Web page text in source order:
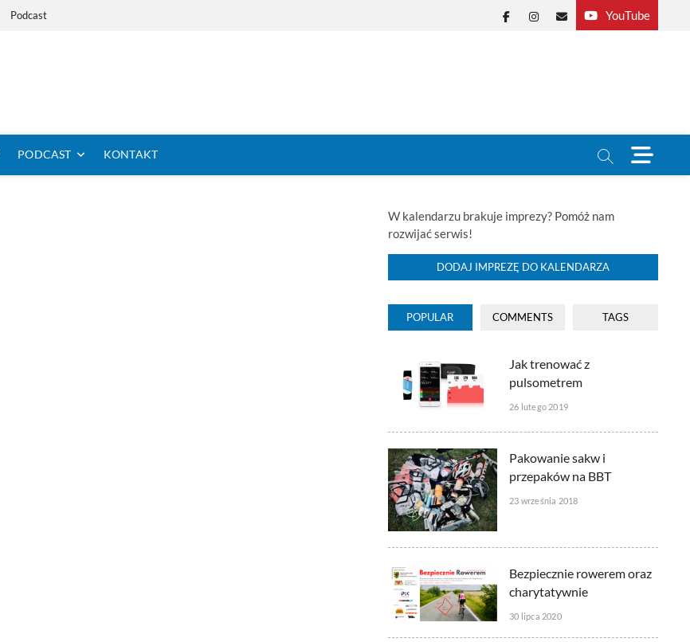
Podcast YouTube
Facebook
Instagram
E-
PODCAST KONTAKT
M
e
n
o
W kalendarzu brakuje imprezy? Pomóż nam
rozwijać serwis!
DODAJ IMPREZĘ DO KALENDARZA
POPULAR COMMENTS TAGS
Jak trenować z
pulsometrem
26 lutego 2019
Pakowanie sakw i
przepaków na BBT
23 września 2018
Bezpiecznie rowerem oraz
charytatywnie
30 lipca 2020